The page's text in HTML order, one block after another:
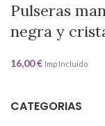
CATEGORIAS
Pulseras
negra y
16,00€ Imp Incluido